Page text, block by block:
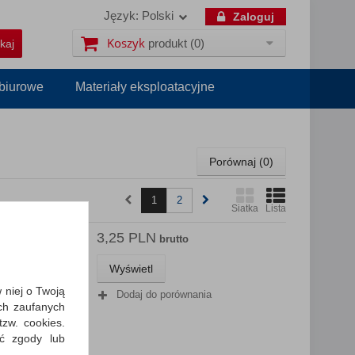
Zaloguj
Język: Polski
Koszyk produkt (0)
Materiały eksploatacyjne
Porównaj (0)
Siatka Lista
1 2
średnica
3,25 PLN brutto
Wyświetl
Dodaj do porównania
niej o Twoją
zaufanych
cookies.
zgody lub